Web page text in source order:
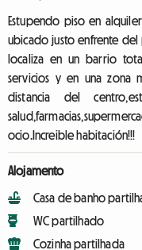
Estupendo piso en
ubicado justo enfrente del
localiza en un barrio
servicios y en una zona
distancia del
ocio.Increible habitación!!!
Alojamento
Casa de banho
WC partilhado
Cozinha partilhada